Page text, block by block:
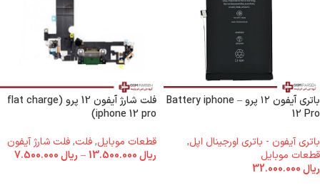
باتری آیفون ۱۲ پرو – Battery iphone
12 Pro
باتری آیفون - باتری اورجینال اپل,
قطعات موبایل
ریال
فلت شارژ آیفون 12 پرو (flat charge
iphone 12 pro)
قطعات موبایل,فلت,فلت شارژ آیفون
ریال
– ریال